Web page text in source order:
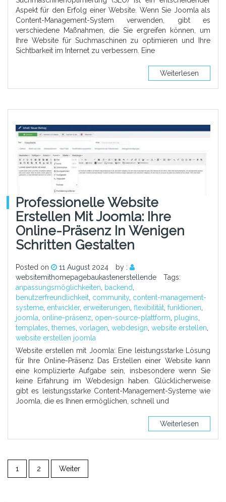
Aspekt für den Erfolg einer Website. Wenn Sie Joomla als
Content-Management-System verwenden, gibt es
verschiedene Maßnahmen, die Sie ergreifen können, um
Ihre Website für Suchmaschinen zu optimieren und Ihre
Sichtbarkeit im Internet zu verbessern. Eine
Weiterlesen
Professionelle Website
Erstellen Mit Joomla: Ihre
Online-Präsenz In Wenigen
Schritten Gestalten
Posted on 11 August 2024
by :
websitemithomepagebaukastenerstellende
Tags:
anpassungsmöglichkeiten, backend,
benutzerfreundlichkeit, community, content-management-
systeme, entwickler, erweiterungen, flexibilität, funktionen,
joomla, online-präsenz, open-source-plattform, plugins,
templates, themes, vorlagen, webdesign, website erstellen,
website erstellen joomla
Website erstellen mit Joomla: Eine leistungsstarke Lösung
für Ihre Online-Präsenz Das Erstellen einer Website kann
eine komplizierte Aufgabe sein, insbesondere wenn Sie
keine Erfahrung im Webdesign haben. Glücklicherweise
gibt es leistungsstarke Content-Management-Systeme wie
Joomla, die es Ihnen ermöglichen, schnell und
Weiterlesen
1 2 Weiter